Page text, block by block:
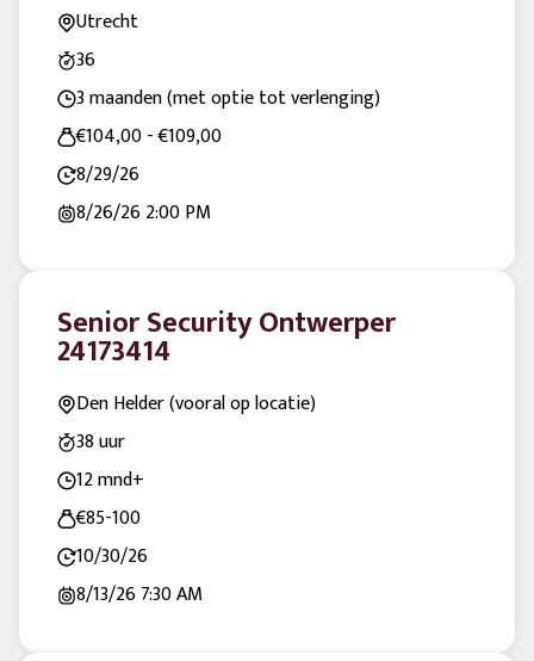
Utrecht
36
3 maanden (met optie tot verlenging)
€104,00 - €109,00
8/29/26
8/26/262:00 PM
Senior Security Ontwerper
24173414
Den Helder (vooral op locatie)
38 uur
12 mnd+
€85-100
10/30/26
8/13/267:30 AM